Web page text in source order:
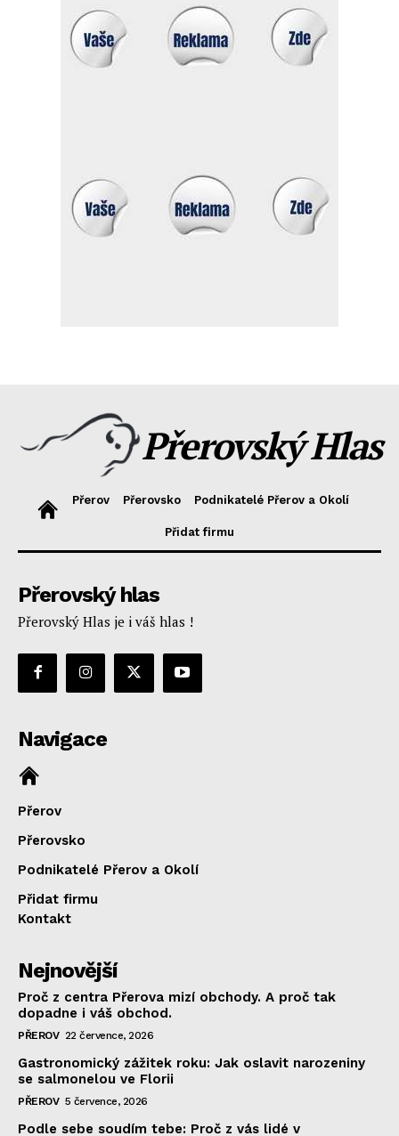
Přerovský Hlas
Přerov Přerovsko Podnikatelé Přerov a Okolí
Přidat firmu
Přerovský hlas
Přerovský Hlas je i váš hlas !
Navigace
Přerov
Přerovsko
Podnikatelé Přerov a Okolí
Přidat firmu
Kontakt
Nejnovější
Proč z centra Přerova mizí obchody. A proč tak
dopadne i váš obchod.
PŘEROV 22 července, 2026
Gastronomický zážitek roku: Jak oslavit narozeniny
se salmonelou ve Florii
PŘEROV 5 července, 2026
Podle sebe soudím tebe: Proč z vás lidé v